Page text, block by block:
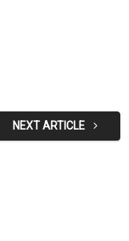
NEXT ARTICLE